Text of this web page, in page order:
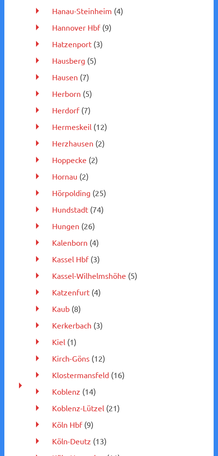
Hanau-Steinheim (4)
Hannover Hbf(9)
Hatzenport(3)
Hausberg (5)
Hausen (7)
Herborn (5)
Herdorf(7)
Hermeskeil(12)
Herzhausen (2)
Hoppecke (2)
Hornau (2)
Hörpolding (25)
Hundstadt(74)
Hungen (26)
Kalenborn (4)
Kassel Hbf(3)
Kassel-Wilhelmshöhe (5)
Katzenfurt(4)
Kaub(8)
Kerkerbach (3)
Kiel(1)
Kirch-Göns(12)
Klostermansfeld(16)
Koblenz (14)
Koblenz-Lützel(21)
Köln Hbf(9)
Köln-Deutz (13)